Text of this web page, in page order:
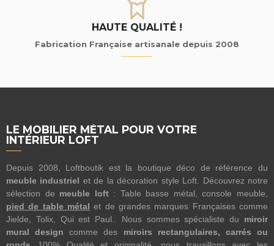
HAUTE QUALITÉ !
Fabrication Française artisanale depuis 2008
LE MOBILIER MÉTAL POUR VOTRE
INTÉRIEUR LOFT
Depuis 2008, Loftboutik est la boutique déco de référence du
meuble industriel et de la décoration style Loft. Découvrez notre
sélection de meuble loft: Table basse métal, console meuble,
pied de table métal et de grandes marques Françaises comme
Jielde, Tolix, Qui est Paul.. Nous sommes spécialiste du miroir
mural design comme des miroirs rectangulaires, carrés ou